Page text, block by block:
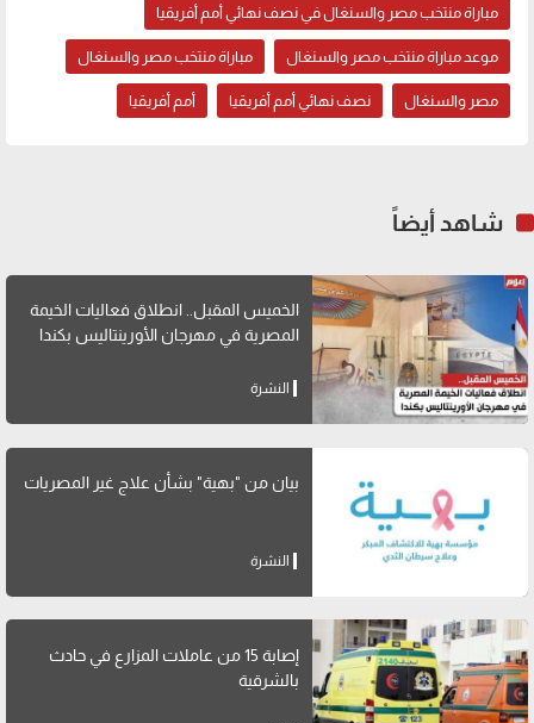
مباراة منتخب مصر والسنغال في نصف نهائي أمم أفريقيا
موعد مباراة منتخب مصر والسنغال مباراة منتخب مصر والسنغال
مصر والسنغال نصف نهائي أمم أفريقيا أمم أفريقيا
شاهد أيضاً
الخميس المقبل.. انطلاق فعاليات الخيمة
المصرية في مهرجان الأورينتاليس بكندا
النشرة
بيان من "بهية" بشأن علاج غير المصريات
النشرة
إصابة 15 من عاملات المزارع في حادث
بالشرقية